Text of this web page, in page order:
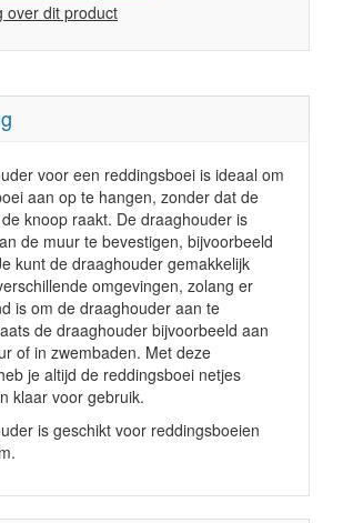
over dit product
voor een reddingsboei is ideaal om
aan op te hangen, zonder dat de
knoop raakt. De draaghouder is
de muur te bevestigen, bijvoorbeeld
kunt de draaghouder gemakkelijk
omgevingen, zolang er
is om de draaghouder aan te
de draaghouder bijvoorbeeld aan
of in zwembaden. Met deze
je altijd de reddingsboei netjes
klaar voor gebruik.
is geschikt voor reddingsboeien